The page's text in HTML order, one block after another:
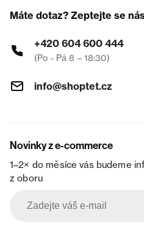
Máte dotaz? Zeptejte se
+420 604 600 444
(Po - Pá 8 – 18:30)
info@shoptet.cz
Novinky z e-commerce
1–2× do měsíce vás budeme
z oboru